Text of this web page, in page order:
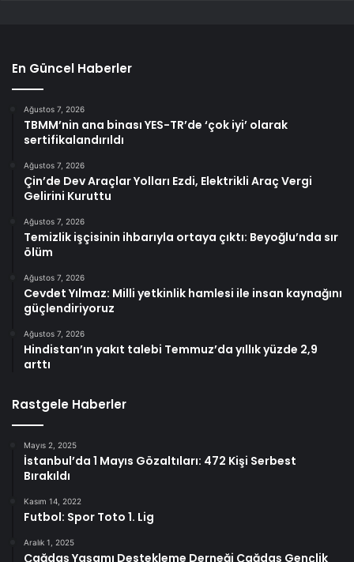
En Güncel Haberler
Ağustos 7, 2026
TBMM’nin ana binası YES-TR’de ‘çok iyi’ olarak
sertifikalandırıldı
Ağustos 7, 2026
Çin’de Dev Araçlar Yolları Ezdi, Elektrikli Araç Vergi
Gelirini Kuruttu
Ağustos 7, 2026
Temizlik işçisinin ihbarıyla ortaya çıktı: Beyoğlu’nda sır
ölüm
Ağustos 7, 2026
Cevdet Yılmaz: Milli yetkinlik hamlesi ile insan kaynağını
güçlendiriyoruz
Ağustos 7, 2026
Hindistan’ın yakıt talebi Temmuz’da yıllık yüzde 2,9
arttı
Rastgele Haberler
Mayıs 2, 2025
İstanbul’da 1 Mayıs Gözaltıları: 472 Kişi Serbest
Bırakıldı
Kasım 14, 2022
Futbol: Spor Toto 1. Lig
Aralık 1, 2025
Çağdaş Yaşamı Destekleme Derneği Çağdaş Gençlik